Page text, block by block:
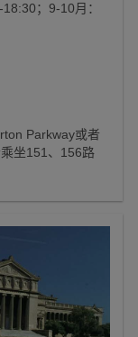
；9-10月：
Parkway或者
坐151、156路